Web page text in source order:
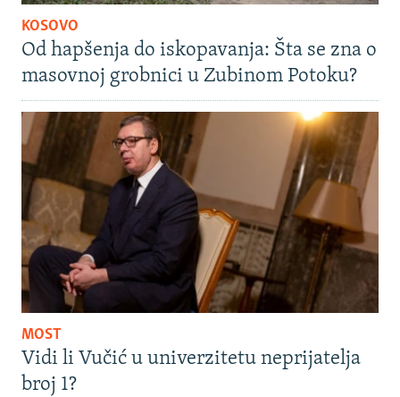
KOSOVO
Od hapšenja do iskopavanja: Šta se zna o
masovnoj grobnici u Zubinom Potoku?
MOST
Vidi li Vučić u univerzitetu neprijatelja
broj 1?